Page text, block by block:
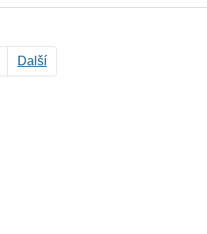
Další